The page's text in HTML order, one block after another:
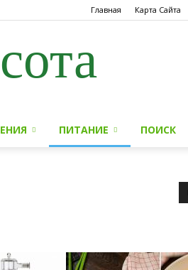
Главная Карта Сайта
ПИТАНИЕ ПОИСК